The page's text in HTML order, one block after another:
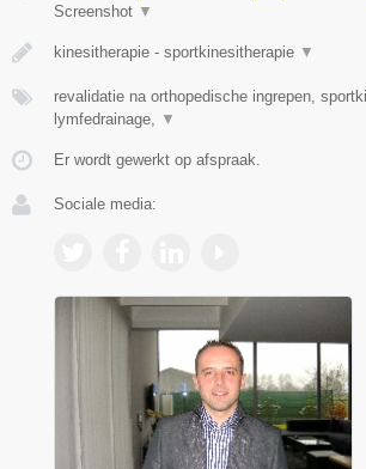
Screenshot ▼
kinesitherapie - sportkinesitherapie ▼
revalidatie na orthopedische ingrepen,
lymfedrainage,
▼
Er wordt gewerkt op afspraak.
Sociale media: